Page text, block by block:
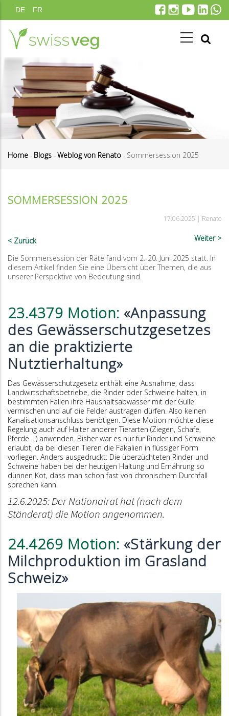
Direkt
zum
Inhalt
DE FR
Home - Blogs -Weblog von Renato - Sommersession 2025
SOMMERSESSION 2025
17.06.2025 | Renato
Zurück Weiter
Die Sommersession der Räte fand vom 2.-20. Juni 2025 statt. In
diesem Artikel finden Sie eine Übersicht über Themen, die aus
unserer Perspektive von Bedeutung sind.
23.4379 Motion: «Anpassung
des Gewässerschutzgesetzes
an die praktizierte
Nutztierhaltung»
Das Gewässerschutzgesetz enthält eine Ausnahme, dass
Landwirtschaftsbetriebe, die Rinder oder Schweine halten, in
bestimmten Fällen ihre Haushaltsabwässer mit der Gülle
vermischen und auf die Felder austragen dürfen. Also keinen
Kanalisationsanschluss benötigen. Diese Motion möchte diese
Regelung auch auf Halter anderer Tierarten (Ziegen, Schafe,
Pferde ...) anwenden. Bisher war es nur für Rinder und Schweine
erlaubt, da bei diesen Tieren die Fäkalien in flüssiger Form
vorliegen. Anders ausgedruckt: Die überzüchteten Rinder und
Schweine haben bei der heutigen Haltung und Ernährung so
dünnen Kot, dass man schon fast von chronischem Durchfall
sprechen kann.
12.6.2025: Der Nationalrat hat (nach dem
Ständerat) die Motion angenommen.
24.4269 Motion: «Stärkung der
Milchproduktion im Grasland
Schweiz»